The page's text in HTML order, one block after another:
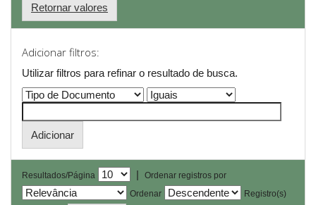
Retornar valores
Adicionar filtros:
Utilizar filtros para refinar o resultado de busca.
Resultados/Página |
Ordenar registros por
Ordenar
Registro(s)